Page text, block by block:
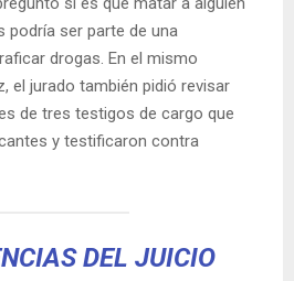
podría ser parte de una
drogas. En el mismo
el jurado también pidió revisar
de tres testigos de cargo que
y testificaron contra
DEL JUICIO